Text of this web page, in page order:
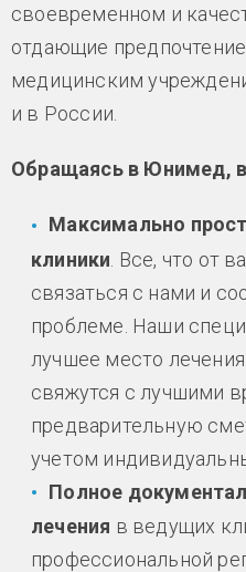
своевременном и
отдающие
медицинским
и в России.
Обращаясь в Юнимед,
Максимально
клиники . Все, что от
связаться с нами и
проблеме. Наши
лучшее место
свяжутся с лучшими
предварительную
учетом
Полное
лечения в ведущих
профессиональной